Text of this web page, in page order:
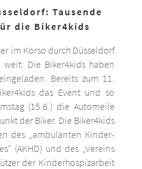
Tausende
die Biker4kids
im Korso durch Düsseldorf
Die Biker4kids haben
Bereits zum 11.
das Event und so
(15.6.) die Automeile
der Biker. Die Biker4kids
des „ambulanten Kinder-
(AKHD) und des „Vereins
der Kinderhospizarbeit